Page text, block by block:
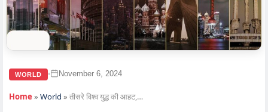
WORLD • November 6, 2024
Home » World » तीसरे विश्व युद्ध की आहट,…